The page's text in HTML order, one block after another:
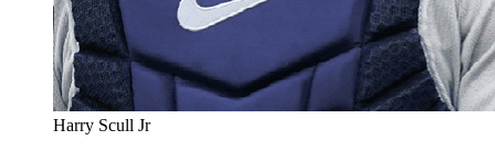
Harry Scull Jr